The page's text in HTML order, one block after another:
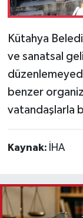
Kütahya
ve sanatsal
benzer
vatandaşlarla
Kaynak: İHA